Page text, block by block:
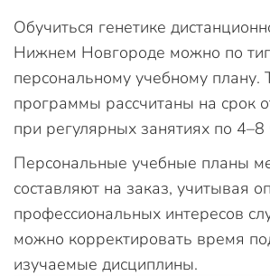
Обучиться генетике
Нижнем Новгороде можно по
персональному учебному плану.
программы рассчитаны на срок
при регулярных занятиях по 4–8
Персональные учебные планы
составляют на заказ, учитывая
профессиональных интересов
можно корректировать время
изучаемые дисциплины.